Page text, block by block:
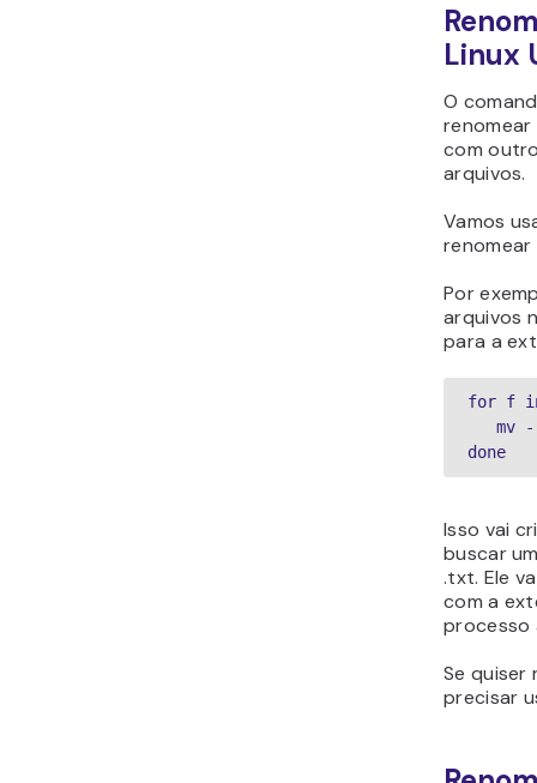
Linux
O
renomear
com
arquivos.
Vamos
renomear
Por
arquivos
para a
for f
done
Isso vai
buscar
.txt. Ele
com a
processo
Se quiser
precisar